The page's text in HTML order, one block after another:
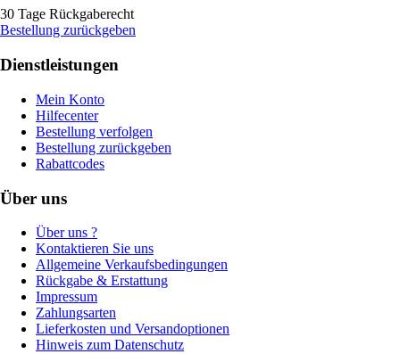
30 Tage Rückgaberecht
Bestellung zurückgeben
Dienstleistungen
Mein Konto
Hilfecenter
Bestellung verfolgen
Bestellung zurückgeben
Rabattcodes
Über uns
Über uns ?
Kontaktieren Sie uns
Allgemeine Verkaufsbedingungen
Rückgabe & Erstattung
Impressum
Zahlungsarten
Lieferkosten und Versandoptionen
Hinweis zum Datenschutz